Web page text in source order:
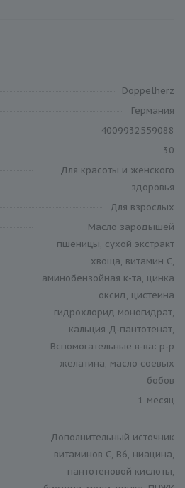
Doppelherz
Германия
4009932559088
30
Для красоты и женского
здоровья
Для взрослых
Масло зародышей
пшеницы, сухой экстракт
хвоща, витамин С,
аминобензойная к-та, цинка
оксид, цистеина
гидрохлорид моногидрат,
кальция Д-пантотенат,
Вспомогательные в-ва: р-р
желатина, масло соевых
бобов
1 месяц
Дополнительный источник
витаминов С, В6, ниацина,
пантотеновой кислоты,